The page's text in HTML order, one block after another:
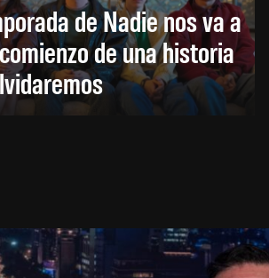
de Nadie nos va a
de una historia